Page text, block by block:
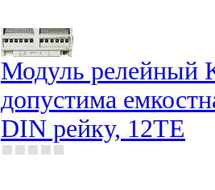
Модуль релейный
допустима
DIN рейку, 12TE